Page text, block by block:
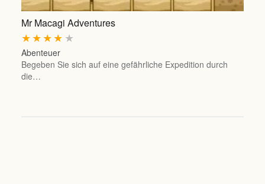
Mr Macagi Adventures
★
★
★
★
★
Abenteuer
Begeben Sie sich auf eine gefährliche Expedition durch
die…